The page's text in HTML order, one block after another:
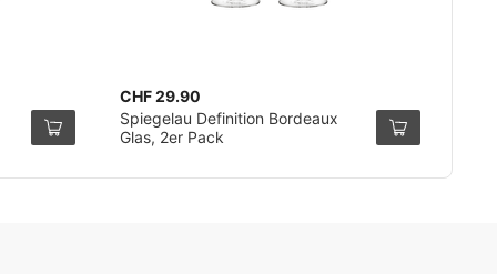
CHF 29.90
Spiegelau Definition Bordeaux
Glas, 2er Pack